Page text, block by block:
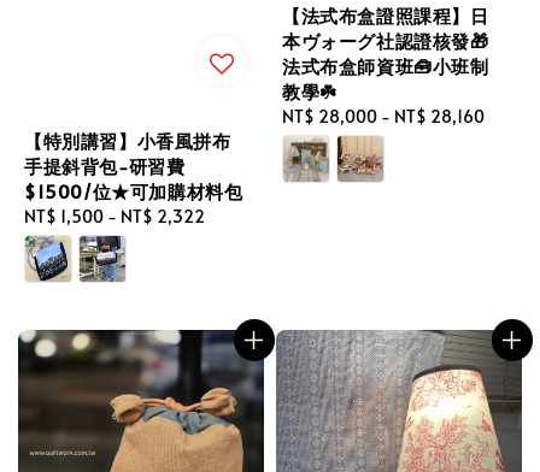
【特別講習】小香風拼布
手提斜背包-研習費
$1500/位★可加購材料包
Regular
price
NT$ 1,500 - NT$ 2,322
【法式布盒證照課程】日
本ヴォーグ社認證核發🎁
法式布盒師資班🧰小班制
教學☘️
Regular
price
NT$ 28,000 - NT$ 28,160